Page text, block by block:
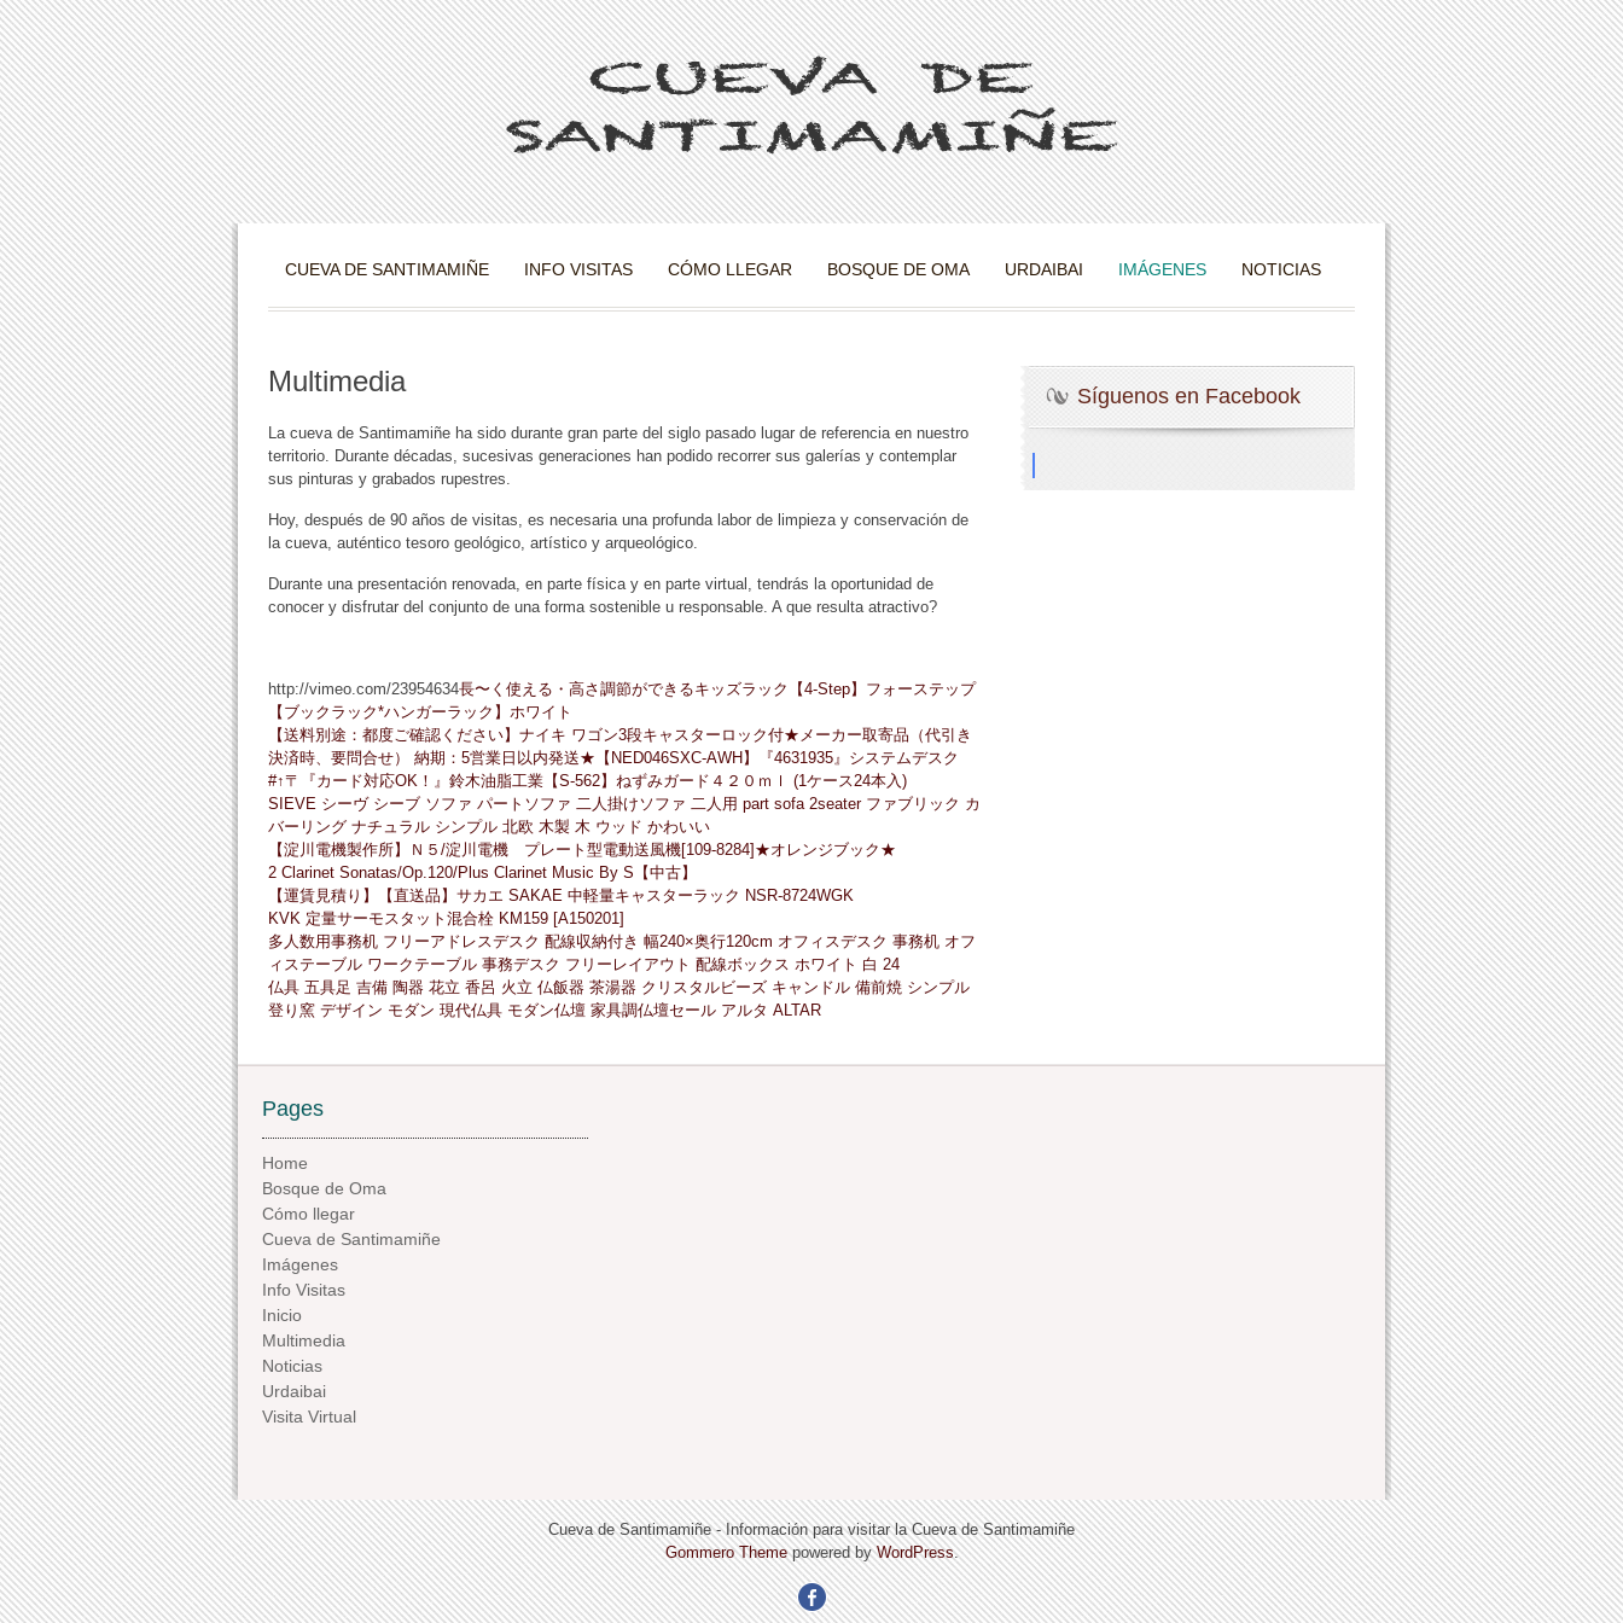
CUEVA DE SANTIMAMIÑE INFO VISITAS CÓMO LLEGAR BOSQUE DE OMA URDAIBAI IMÁGENES NOTICIAS
Multimedia
La cueva de Santimamiñe ha sido durante gran parte del siglo pasado lugar de referencia en nuestro
territorio. Durante décadas, sucesivas generaciones han podido recorrer sus galerías y contemplar
sus pinturas y grabados rupestres.
Hoy, después de 90 años de visitas, es necesaria una profunda labor de limpieza y conservación de
la cueva, auténtico tesoro geológico, artístico y arqueológico.
Durante una presentación renovada, en parte física y en parte virtual, tendrás la oportunidad de
conocer y disfrutar del conjunto de una forma sostenible u responsable. A que resulta atractivo?
http://vimeo.com/23954634長〜く使える・高さ調節ができるキッズラック【4-Step】フォーステップ
【ブックラック*ハンガーラック】ホワイト
【送料別途：都度ご確認ください】ナイキ ワゴン3段キャスターロック付★メーカー取寄品（代引き
決済時、要問合せ） 納期：5営業日以内発送★【NED046SXC-AWH】『4631935』システムデスク
#↑〒『カード対応OK！』鈴木油脂工業【S-562】ねずみガード４２０ｍｌ (1ケース24本入)
SIEVE シーヴ シーブ ソファ パートソファ 二人掛けソファ 二人用 part sofa 2seater ファブリック カ
バーリング ナチュラル シンプル 北欧 木製 木 ウッド かわいい
【淀川電機製作所】Ｎ５/淀川電機 プレート型電動送風機[109-8284]★オレンジブック★
2 Clarinet Sonatas/Op.120/Plus Clarinet Music By S【中古】
【運賃見積り】【直送品】サカエ SAKAE 中軽量キャスターラック NSR-8724WGK
KVK 定量サーモスタット混合栓 KM159 [A150201]
多人数用事務机 フリーアドレスデスク 配線収納付き 幅240×奥行120cm オフィスデスク 事務机 オフ
ィステーブル ワークテーブル 事務デスク フリーレイアウト 配線ボックス ホワイト 白 24
仏具 五具足 吉備 陶器 花立 香呂 火立 仏飯器 茶湯器 クリスタルビーズ キャンドル 備前焼 シンプル
登り窯 デザイン モダン 現代仏具 モダン仏壇 家具調仏壇セール アルタ ALTAR
Síguenos en Facebook
Pages
Home
Bosque de Oma
Cómo llegar
Cueva de Santimamiñe
Imágenes
Info Visitas
Inicio
Multimedia
Noticias
Urdaibai
Visita Virtual
Cueva de Santimamiñe - Información para visitar la Cueva de Santimamiñe
Gommero Themepowered byWordPress.